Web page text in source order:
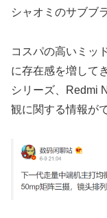
シャオミのサブブ
コスパの高いミッ
に存在感を増して
シリーズ、Redmi
観に関する情報が